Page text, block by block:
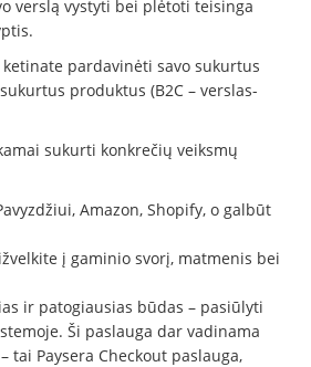
verslą vystyti bei plėtoti teisinga
pardavinėti savo sukurtus
produktus (B2C – verslas-
sukurti konkrečių veiksmų
Amazon, Shopify, o galbūt
į gaminio svorį, matmenis bei
ir patogiausias būdas – pasiūlyti
Ši paslauga dar vadinama
tai Paysera Checkout paslauga,